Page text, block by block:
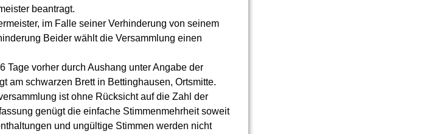
beantragt.
im Falle seiner Verhinderung von seinem
Beider wählt die Versammlung einen
Tage vorher durch Aushang unter Angabe der
am schwarzen Brett in Bettinghausen, Ortsmitte.
ist ohne Rücksicht auf die Zahl der
genügt die einfache Stimmenmehrheit soweit
und ungültige Stimmen werden nicht